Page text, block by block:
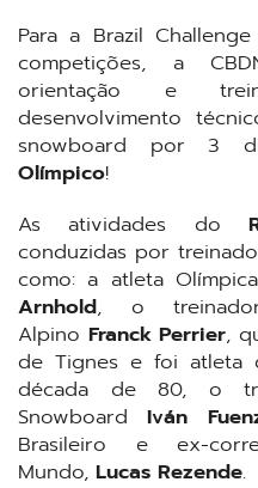
Para a Brazil
competições, a
orientação e
desenvolvimento
snowboard por 3
Olímpico!
As atividades do
conduzidas por
como: a atleta
Arnhold, o
Alpino Franck Perrier,
de Tignes e foi atleta
década de 80, o
SnowboardIván
Brasileiro e ex-
Mundo, Lucas Rezende.